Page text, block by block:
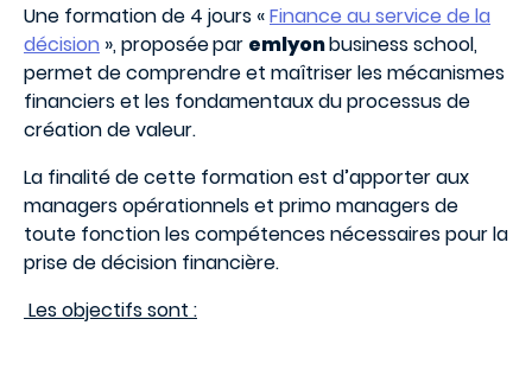
Une formation de 4 jours «Finance au service de la
décision », proposéepar emlyonbusiness school,
permet de comprendre et maîtriser les mécanismes
financiers et les fondamentaux du processus de
création de valeur.
La finalité de cette formation est d’apporter aux
managers opérationnels et primo managers de
toute fonction les compétences nécessaires pour la
prise de décision financière.
Les objectifs sont :